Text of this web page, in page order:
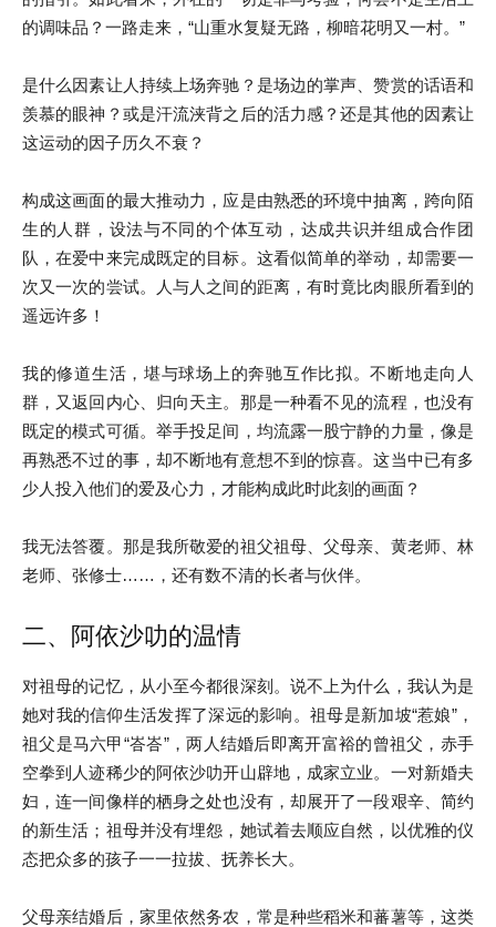
的调味品？一路走来，“山重水复疑无路，柳暗花明又一村。”
是什么因素让人持续上场奔驰？是场边的掌声、赞赏的话语和
羡慕的眼神？或是汗流浃背之后的活力感？还是其他的因素让
这运动的因子历久不衰？
构成这画面的最大推动力，应是由熟悉的环境中抽离，跨向陌
生的人群，设法与不同的个体互动，达成共识并组成合作团
队，在爱中来完成既定的目标。这看似简单的举动，却需要一
次又一次的尝试。人与人之间的距离，有时竟比肉眼所看到的
遥远许多！
我的修道生活，堪与球场上的奔驰互作比拟。不断地走向人
群，又返回内心、归向天主。那是一种看不见的流程，也没有
既定的模式可循。举手投足间，均流露一股宁静的力量，像是
再熟悉不过的事，却不断地有意想不到的惊喜。这当中已有多
少人投入他们的爱及心力，才能构成此时此刻的画面？
我无法答覆。那是我所敬爱的祖父祖母、父母亲、黄老师、林
老师、张修士……，还有数不清的长者与伙伴。
二、阿依沙叻的温情
对祖母的记忆，从小至今都很深刻。说不上为什么，我认为是
她对我的信仰生活发挥了深远的影响。祖母是新加坡“惹娘”，
祖父是马六甲“峇峇”，两人结婚后即离开富裕的曾祖父，赤手
空拳到人迹稀少的阿依沙叻开山辟地，成家立业。一对新婚夫
妇，连一间像样的栖身之处也没有，却展开了一段艰辛、简约
的新生活；祖母并没有埋怨，她试着去顺应自然，以优雅的仪
态把众多的孩子一一拉拔、抚养长大。
父母亲结婚后，家里依然务农，常是种些稻米和蕃薯等，这类